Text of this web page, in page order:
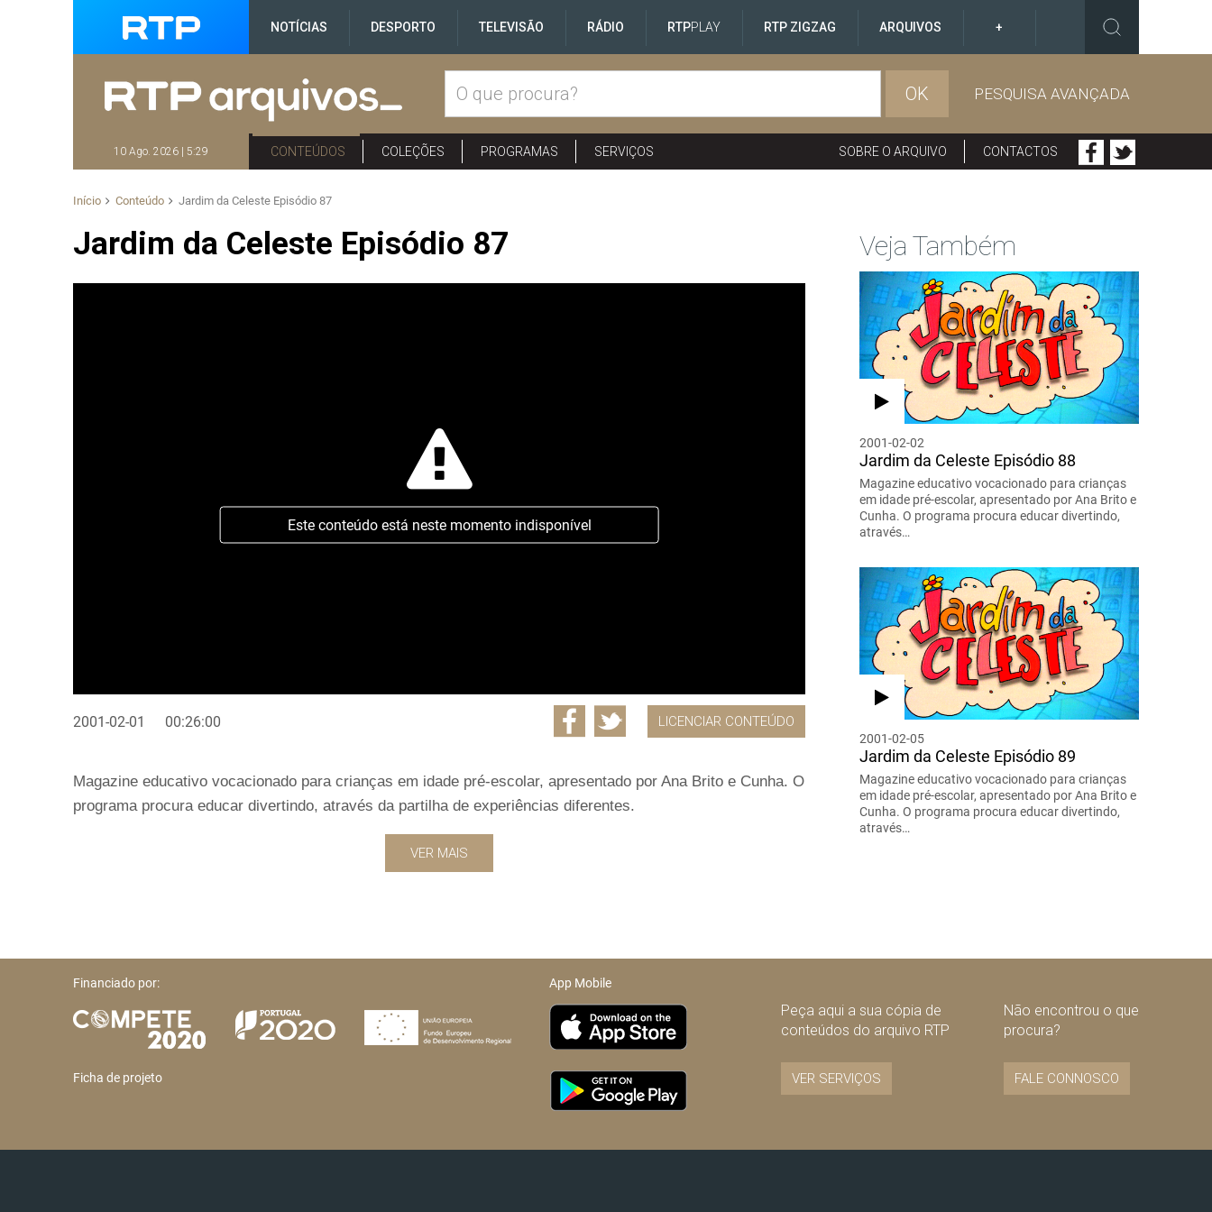
NOTÍCIAS DESPORTO TELEVISÃO RÁDIO RTPPLAY RTP ZIGZAG ARQUIVOS +
OK PESQUISA AVANÇADA
10 Ago. 2026 | 5:29 CONTEÚDOS COLEÇÕES PROGRAMAS SERVIÇOS SOBRE O ARQUIVO CONTACTOS
Início Conteúdo Jardim da Celeste Episódio 87
Jardim da Celeste Episódio 87
Este conteúdo está neste momento indisponível
2001-02-01 00:26:00 LICENCIAR CONTEÚDO
Magazine educativo vocacionado para crianças em idade pré-escolar, apresentado por Ana Brito e Cunha. O
programa procura educar divertindo, através da partilha de experiências diferentes.
VER MAIS
Veja Também
2001-02-02
Jardim da Celeste Episódio 88
Magazine educativo vocacionado para crianças
em idade pré-escolar, apresentado por Ana Brito e
Cunha. O programa procura educar divertindo,
através…
2001-02-05
Jardim da Celeste Episódio 89
Magazine educativo vocacionado para crianças
em idade pré-escolar, apresentado por Ana Brito e
Cunha. O programa procura educar divertindo,
através…
Financiado por:
Ficha de projeto
App Mobile
Peça aqui a sua cópia de
conteúdos do arquivo RTP
VER SERVIÇOS
Não encontrou o que
procura?
FALE CONNOSCO